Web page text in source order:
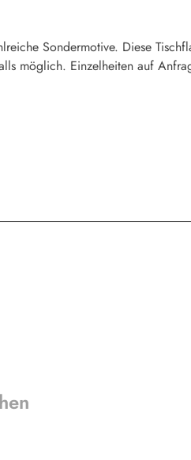
Sondermotive. Diese
möglich. Einzelheiten auf